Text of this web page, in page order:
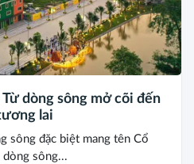
dòng sông mở cõi đến
lai
sông đặc biệt mang tên Cổ
dòng sông...